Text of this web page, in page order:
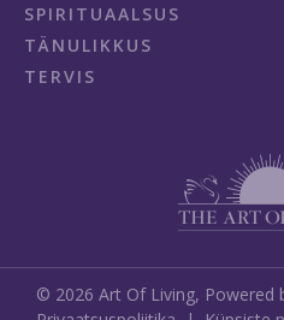
SPIRITUAALSUS
TÄNULIKKUS
TERVIS
© 2026 Art Of Living, Powered